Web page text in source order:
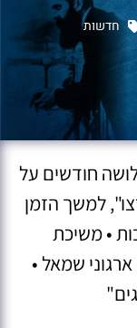
חדשות
חודשים על
למשך הזמן
• משיכת
שמאל •